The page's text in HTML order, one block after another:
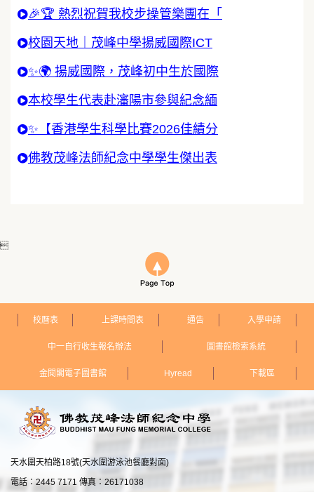
🎉🏆 熱烈祝賀我校步操管樂團在「
校園天地｜茂峰中學揚威國際ICT
✨🌍 揚威國際，茂峰初中生於國際
本校學生代表赴瀋陽市參與紀念緬
✨【香港學生科學比賽2026佳績分
佛教茂峰法師紀念中學學生傑出表

校曆表 上課時間表 通告 入學申請
中一自行收生報名辦法 圖書館檢索系統
金閱閣電子圖書館 Hyread 下載區
天水圍天柏路18號(天水圍游泳池餐廳對面)
電話：2445 7171 傳真：26171038